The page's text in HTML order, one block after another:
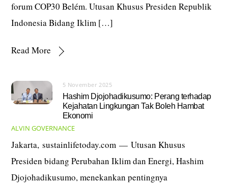
forum COP30 Belém. Utusan Khusus Presiden Republik
Indonesia Bidang Iklim […]
Read More
5 November 2025
Hashim Djojohadikusumo: Perang terhadap
Kejahatan Lingkungan Tak Boleh Hambat
Ekonomi
ALVIN GOVERNANCE
Jakarta, sustainlifetoday.com — Utusan Khusus
Presiden bidang Perubahan Iklim dan Energi, Hashim
Djojohadikusumo, menekankan pentingnya